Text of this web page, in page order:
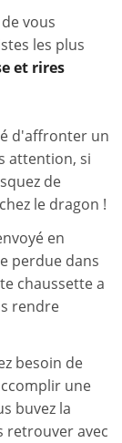
vous
les plus
et rires
d'affronter un
attention, si
de
le dragon !
en
perdue dans
chaussette a
rendre
besoin de
une
buvez la
retrouver avec